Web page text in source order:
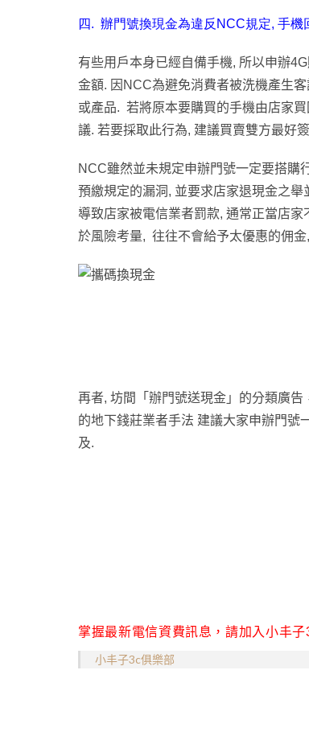
四. 辦門號換現金為違反NCC規定, 手
有些用戶本身已經自備手機, 所以申辦
金額. 因NCC為避免消費者被洗機產生
或產品. 若將原本要購買的手機由店家
議. 若要採取此行為, 建議買賣雙方最好
NCC雖然並未規定申辦門號一定要搭購
預繳規定的漏洞, 並要求店家退現金之
導致店家被電信業者罰款, 通常正當店
於風險考量, 往往不會給予太優惠的佣
再者, 坊間「辦門號送現金」的分類廣
的地下錢莊業者手法 建議大家申辦門號
及.
掌握最新電信資費訊息，請加入小丰子
小丰子3c俱樂部